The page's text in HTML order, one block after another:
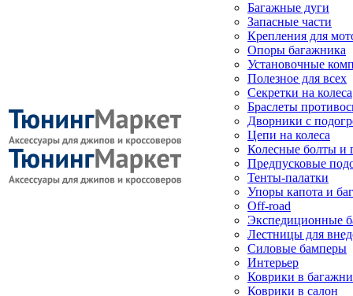
Багажные дуги
Запасные части
Крепления для
Опоры багажника
Установочные
Полезное для всех
Секретки на колеса
Браслеты
Дворники с
Цепи на колеса
Колесные болты и
Предпусковые
Тенты-палатки
Упоры капота и
Off-road
Экспедиционные
Лестницы для
Силовые бамперы
Интерьер
Коврики в
Коврики в салон